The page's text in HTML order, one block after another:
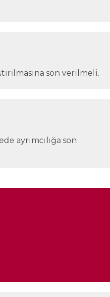
son verilmeli.
ayrımcılığa son